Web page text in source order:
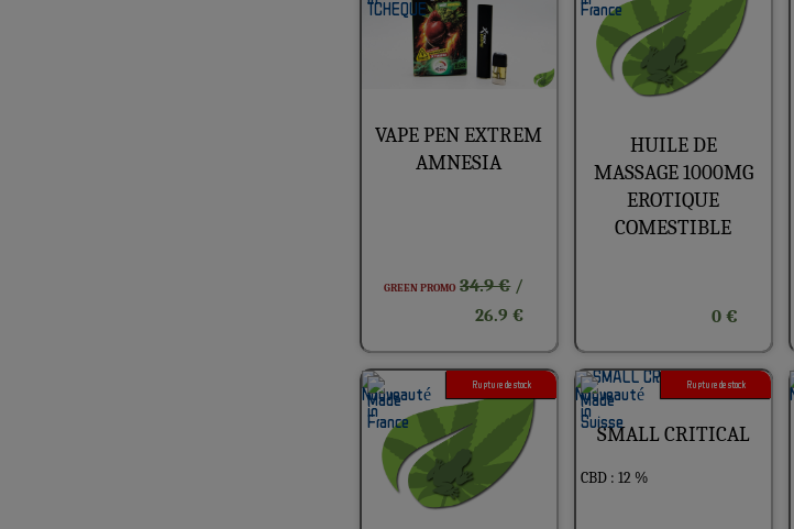
VAPE PEN EXTREM
AMNESIA
GREEN PROMO 34.9 €/
26.9 €
HUILE DE
MASSAGE 1000MG
EROTIQUE
COMESTIBLE
0 €
Rupture de stock Rupture de stock
SMALL CRITICAL
CBD : 12 %